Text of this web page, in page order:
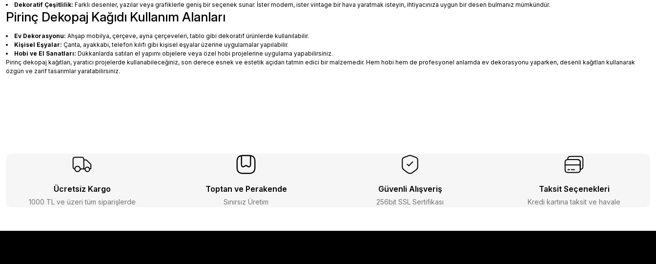
Dekoratif Çeşitlilik: Farklı desenler, yazılar veya grafiklerle geniş bir seçenek sunar. İster modern, ister vintage bir hava yaratmak isteyin, ihtiyacınıza uygun bir desen bulmanız mümkündür.
Pirinç Dekopaj Kağıdı Kullanım Alanları
Ev Dekorasyonu: Ahşap mobilya, çerçeve, ayna çerçeveleri, tablo gibi dekoratif ürünlerde kullanılabilir.
Kişisel Eşyalar: Çanta, ayakkabı, telefon kılıfı gibi kişisel eşyalar üzerine uygulamalar yapılabilir.
Hobi ve El Sanatları: Dükkanlarda satılan el yapımı objelere veya özel hobi projelerine uygulama yapabilirsiniz.
Pirinç dekopaj kağıtları, yaratıcı projelerde kullanabileceğiniz, son derece esnek ve estetik açıdan tatmin edici bir malzemedir. Hem hobi hem de profesyonel anlamda ev dekorasyonu yaparken, desenli kağıtları kullanarak
özgün ve zarif tasarımlar yaratabilirsiniz.
Ücretsiz Kargo
1000 TL ve üzeri tüm siparişlerde
Toptan ve Perakende
Sınırsız Üretim
Güvenli Alışveriş
256bit SSL Sertifikası
Taksit Seçenekleri
Kredi kartına taksit ve havale